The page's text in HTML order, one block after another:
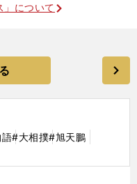
について
#大相撲#旭天鵬